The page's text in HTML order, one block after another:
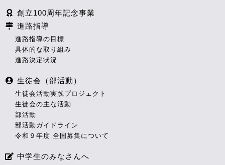
創立100周年記念事業
進路指導
進路指導の目標
具体的な取り組み
進路決定状況
生徒会（部活動）
生徒会活動実践プロジェクト
生徒会の主な活動
部活動
部活動ガイドライン
令和９年度 全国募集について
中学生のみなさんへ